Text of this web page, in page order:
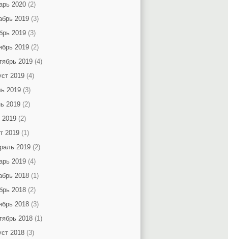
2020(2)
2019(3)
2019(3)
2019(2)
2019(4)
2019(4)
2019(3)
2019(2)
(2)
2019(1)
2019(2)
2019(4)
2018(1)
2018(2)
2018(3)
2018(1)
2018(3)